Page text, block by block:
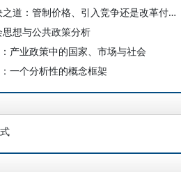
郭科 顾昕：过度医疗的解决之道：管制价格、引入竞争还是改革付费？
想与公共政策分析
产业政策中的国家、市场与社会
一个分析性的概念框架